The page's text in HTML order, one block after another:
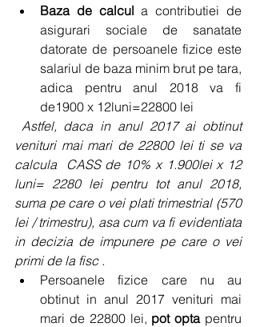
Baza de calcul a contributiei de
asigurari sociale de sanatate
datorate de persoanele fizice este
salariul de baza minim brut pe tara,
adica pentru anul 2018 va fi
de1900 x 12luni=22800 lei
Astfel, daca in anul 2017 ai obtinut
venituri mai mari de 22800 lei ti se va
calcula  CASS de 10% x 1.900lei x 12
luni= 2280 lei pentru tot anul 2018,
suma pe care o vei plati trimestrial (570
lei / trimestru), asa cum va fi evidentiata
in decizia de impunere pe care o vei
primi de la fisc .
Persoanele fizice care nu au
obtinut in anul 2017 venituri mai
mari de 22800 lei, pot opta pentru